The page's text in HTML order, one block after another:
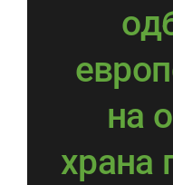
на
храна